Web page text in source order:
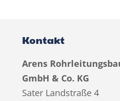
Kontakt
Arens
GmbH & Co. KG
Sater Landstraße 4